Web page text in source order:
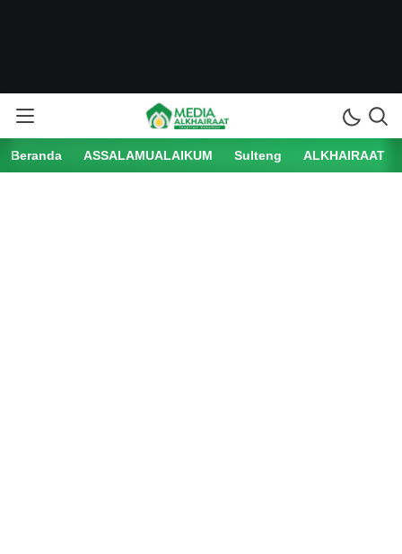
Beranda ASSALAMUALAIKUM Sulteng ALKHAIRAAT